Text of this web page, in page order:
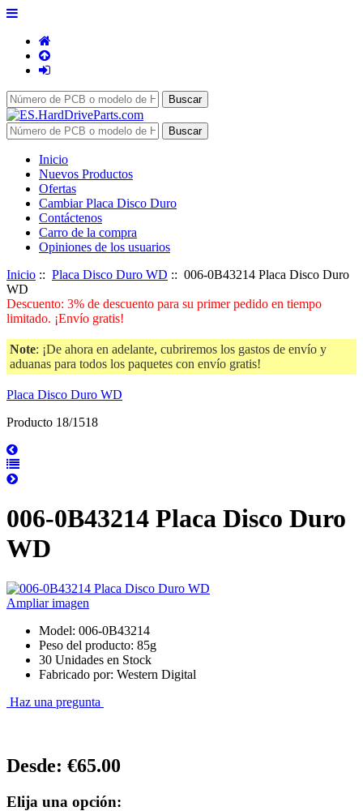
Inicio
Nuevos Productos
Ofertas
Cambiar Placa Disco Duro
Contáctenos
Carro de la compra
Opiniones de los usuarios
Inicio :: Placa Disco Duro WD :: 006-0B43214 Placa Disco Duro
WD
Descuento: 3% de descuento para su primer pedido en tiempo
limitado. ¡Envío gratis!
Note: ¡De ahora en adelante, cubriremos los gastos de envío y
aduanas para todos los paquetes con envío gratis!
Placa Disco Duro WD
Producto 18/1518
006-0B43214 Placa Disco Duro
WD
Ampliar imagen
Model: 006-0B43214
Peso del producto: 85g
30 Unidades en Stock
Fabricado por: Western Digital
Haz una pregunta
Desde: €65.00
Elija una opción: